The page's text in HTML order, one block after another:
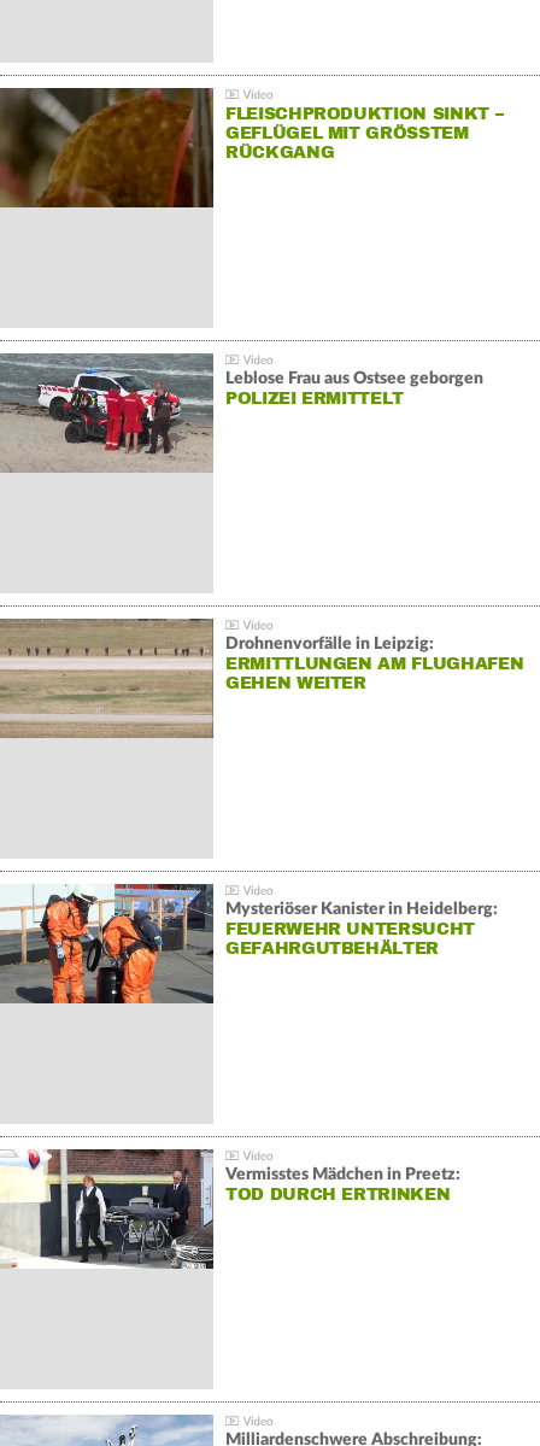
FLEISCHPRODUKTION SINKT –
GEFLÜGEL MIT GRÖSSTEM R
ÜCKGANG
Leblose Frau aus Ostsee geborgen
POLIZEI ERMITTELT
Drohnenvorfälle in Leipzig:
ERMITTLUNGEN AM FLUGHAFEN
GEHEN WEITER
Mysteriöser Kanister in Heidelberg:
FEUERWEHR UNTERSUCHT
GEFAHRGUTBEHÄLTER
Vermisstes Mädchen in Preetz:
TOD DURCH ERTRINKEN
Milliardenschwere Abschreibung: